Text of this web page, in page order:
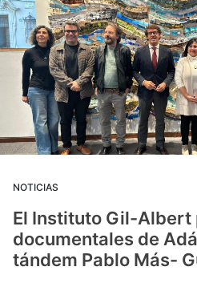
NOTICIAS
El Instituto Gil-Albert
documentales de
tándem Pablo Más-